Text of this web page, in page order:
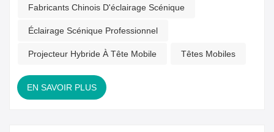
nombre d'entre eux sont de petites sociétés commerciales
sans ligne de production, sans ingénieurs et avec une
distributeurs, il est donc crucial d'identifier un partenaire
réel...
Fabricants Chinois D'éclairage Scénique
Éclairage Scénique Professionnel
Projecteur Hybride À Tête Mobile Têtes Mobiles
EN SAVOIR PLUS